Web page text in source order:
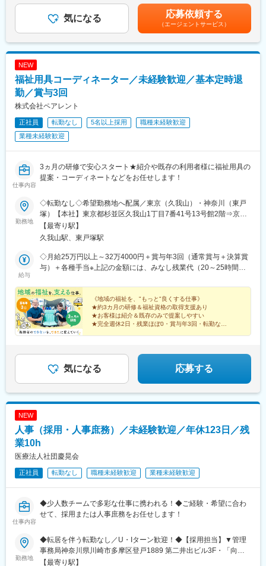
に掲げ、ご本人のニーズを大切に考え、ご本人の力を引き出し自
立を目指した支援を行っています。
ご自身の困りごとのきっかけとなっている障害特性によるアンバ
ランスさを知り、対処法を見つけ、自分の力で環境調整ができる
など、ご本人が自信を持ってこれからの人生を歩んでいくため
変更の範囲：無
や要望を吸い上げ、最適な機器（例：カテーテル等）の選定と提
・納品業務、機器導入後のフォロー（新製品情報の提供や他院の
主に手術や治療に使用する医療機器全般。最新機器や定番製品を
幅広く取り扱います。
■組織構成
営業部門は複数名体制で、20代～30代の若手社員も活躍してお
り、チームで協力しながら業務を推進しています。
■業務の魅力
医療現場の最前線でドクターと直接やりとりし、患者さんの治療
頼関係構築が可能です。
■教育体制
を習得できる体制を整えています。
■就業環境
直行直帰が可能で、効率的な働き方が実現できます。年間休日
125日、住宅手当等福利厚生も充実。
■キャリアパス
経験を積むことで営業リーダーやマネジメントへのステップアッ
プも可能です。
■企業の特徴/魅力
業に携われます。
変更の範囲：無
＜残業手当＞有＜給与補足＞賃金はあくまでも目安の金額であ
り、選考を通じて上下する可能性があります。賃金はあくまでも
目安の金額であり、選考を通じて上下する可能性があります。月
給(月額)は固定手当を含めた表記です。
気になる 応募依頼する
（エージェントサービス）
NEW
福祉用具コーディネーター／未経験歓迎／基本定時退
勤／賞与3回
株式会社ペアレント
正社員 転勤なし 5名以上採用
職種未経験歓迎
業種未経験歓迎
仕事内容
3ヵ月の研修で安心スタート★紹介や既存の利用者様に福祉用具の
提案・コーディネートなどをお任せします！
勤務地
◇転勤なし◇希望勤務地へ配属／東京（久我山）・神奈川（東戸
塚）【本社】東京都杉並区久我山1丁目7番41号13号館2階⇒京王
井の頭線「久我山駅」より徒歩9分【スマイルイノベーション戸塚
営業所】神奈川県横浜市戸塚区平戸1-3-23⇒横浜市営バス「平和
【最寄り駅】
久我山駅、東戸塚駅
給与
◇月給25万円以上～32万4000円＋賞与年3回（通常賞与＋決算賞
与）＋各種手当※上記の金額には、みなし残業代（20～25時間分
《地域の福祉を、"もっと"良くする仕事》
★約3カ月の研修＆福祉資格の取得支援あり
★お客様は紹介＆既存のみで提案しやすい
★完全週休2日・残業ほぼ0・賞与年3回・転勤なし
気になる 応募する
NEW
人事（採用・人事庶務）／未経験歓迎／年休123日／残
業10h
医療法人社団慶晃会
正社員 転勤なし 職種未経験歓迎 業種未経験歓迎
仕事内容
◆少人数チームで多彩な仕事に携われる！◆ご経験・希望に合わ
せて、採用または人事庶務をお任せします！
勤務地
◆転居を伴う転勤なし／U・Iターン歓迎！◆【採用担当】▼管理
事務局神奈川県川崎市多摩区登戸1889 第二井出ビル3F・「向ケ
丘遊園駅」北出口から徒歩約3分・「登戸駅出口」から徒歩約10
【最寄り駅】